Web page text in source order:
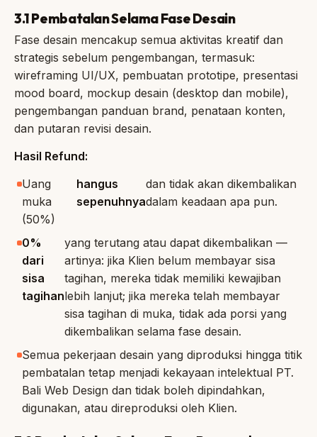
3.1 Pembatalan Selama Fase Desain
Fase desain mencakup semua aktivitas kreatif dan
strategis sebelum pengembangan, termasuk:
wireframing UI/UX, pembuatan prototipe, presentasi
mood board, mockup desain (desktop dan mobile),
pengembangan panduan brand, penataan konten,
dan putaran revisi desain.
Hasil Refund:
Uang
muka
(50%)
hangus
sepenuhnya
dan tidak akan dikembalikan
dalam keadaan apa pun.
0%
dari
sisa
tagihan
yang terutang atau dapat dikembalikan —
artinya: jika Klien belum membayar sisa
tagihan, mereka tidak memiliki kewajiban
lebih lanjut; jika mereka telah membayar
sisa tagihan di muka, tidak ada porsi yang
dikembalikan selama fase desain.
Semua pekerjaan desain yang diproduksi hingga titik
pembatalan tetap menjadi kekayaan intelektual PT.
Bali Web Design dan tidak boleh dipindahkan,
digunakan, atau direproduksi oleh Klien.